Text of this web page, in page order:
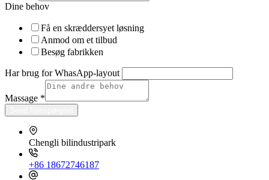
Dine behov
Få en skræddersyet løsning
Anmod om et tilbud
Besøg fabrikken
Har brug for WhasApp-layout
Massage *
Chengli bilindustripark
+86 18672746187